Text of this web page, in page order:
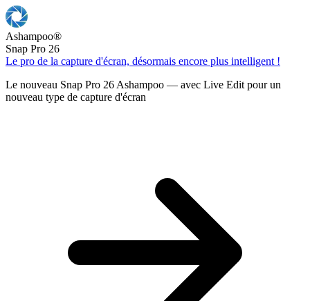
Ashampoo®
Snap Pro 26
Le pro de la capture d'écran, désormais encore plus intelligent !
Le nouveau Snap Pro 26 Ashampoo — avec Live Edit pour un
nouveau type de capture d'écran